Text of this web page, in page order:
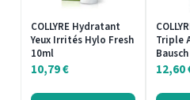
COLLYRE Hydratant
Yeux Irrités Hylo Fresh
10ml
10,79€
Triple
12,60